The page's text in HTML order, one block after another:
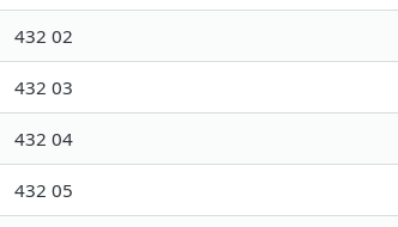
432 02
432 03
432 04
432 05